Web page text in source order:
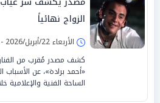
الزواج نهائياً
الأربعاء 22/أبريل/2026 - 01:33 م
كشف مصدر مُقرب من
«أحمد برادة»، عن الأسباب
الساحة الفنية والإعلامية